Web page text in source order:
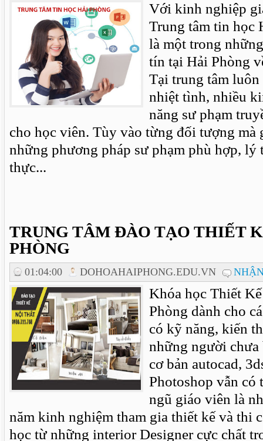
Với kinh nghiệp
Trung tâm tin học
là một trong
tín tại Hải Phòng
Tại trung tâm
nhiệt tình, nhiều
năng sư phạm
cho học viên. Tùy vào từng đối tượng mà
những phương pháp sư phạm phù hợp,
thực...
TRUNG TÂM ĐÀO TẠO THIẾT
PHÒNG
01:04:00 DOHOAHAIPHONG.EDU.VN
Khóa học Thiết
Phòng dành cho
có kỹ năng, kiến
những người chưa
cơ bản autocad,
Photoshop vẫn có
ngũ giáo viên là
năm kinh nghiệm tham gia thiết kế và thi
học từ những interior Designer cực chất